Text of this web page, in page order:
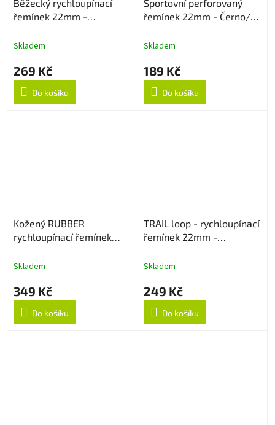
Běžecký rychloupínací
řemínek 22mm -
Skladem
269 Kč
Do košíku
Sportovní perforovaný
řemínek 22mm - Černo/
Skladem
189 Kč
Do košíku
Kožený RUBBER
rychloupínací řemínek
Skladem
349 Kč
Do košíku
TRAIL loop - rychloupínací
řemínek 22mm -
Skladem
249 Kč
Do košíku